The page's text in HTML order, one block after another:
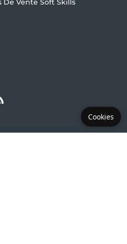
De Vente Soft Skills
Cookies